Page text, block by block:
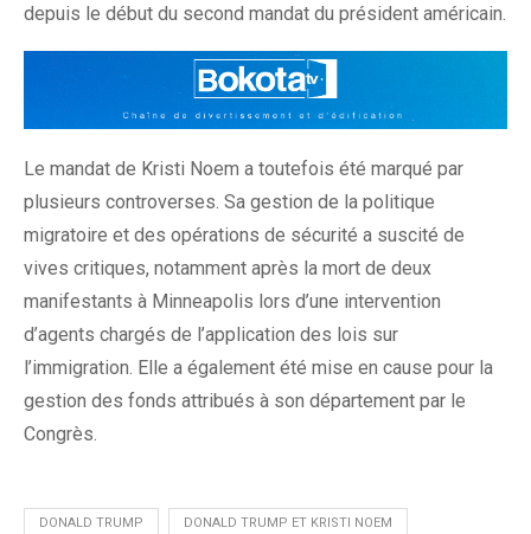
depuis le début du second mandat du président américain.
Le mandat de Kristi Noem a toutefois été marqué par
plusieurs controverses. Sa gestion de la politique
migratoire et des opérations de sécurité a suscité de
vives critiques, notamment après la mort de deux
manifestants à Minneapolis lors d’une intervention
d’agents chargés de l’application des lois sur
l’immigration. Elle a également été mise en cause pour la
gestion des fonds attribués à son département par le
Congrès.
DONALD TRUMP DONALD TRUMP ET KRISTI NOEM